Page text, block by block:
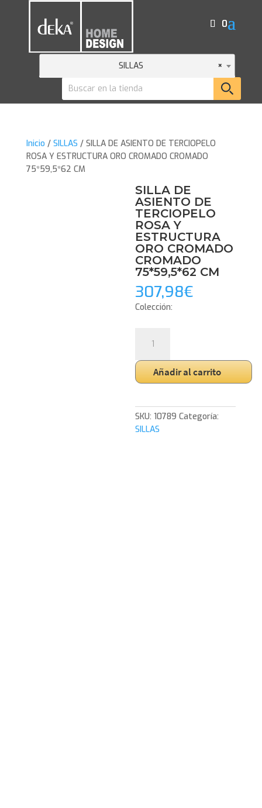
0
×
SILLAS
Inicio / SILLAS / SILLA DE ASIENTO DE TERCIOPELO
ROSA Y ESTRUCTURA ORO CROMADO CROMADO
75*59,5*62 CM
SILLA DE
ASIENTO DE
TERCIOPELO
ROSA Y
ESTRUCTURA
ORO CROMADO
CROMADO
75*59,5*62 CM
307,98€
Colección:
ASIENTO
DE
TERCIOPELO
Y
ESTRUCTURA
Añadir al carrito
SKU:10789 Categoría:
SILLAS